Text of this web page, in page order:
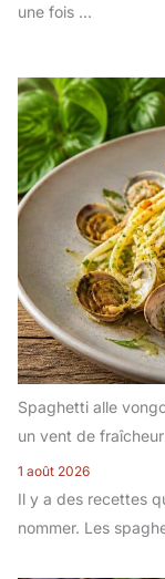
une fois …
Spaghetti alle
un vent de
1 août 2026
Il y a des recettes
nommer. Les